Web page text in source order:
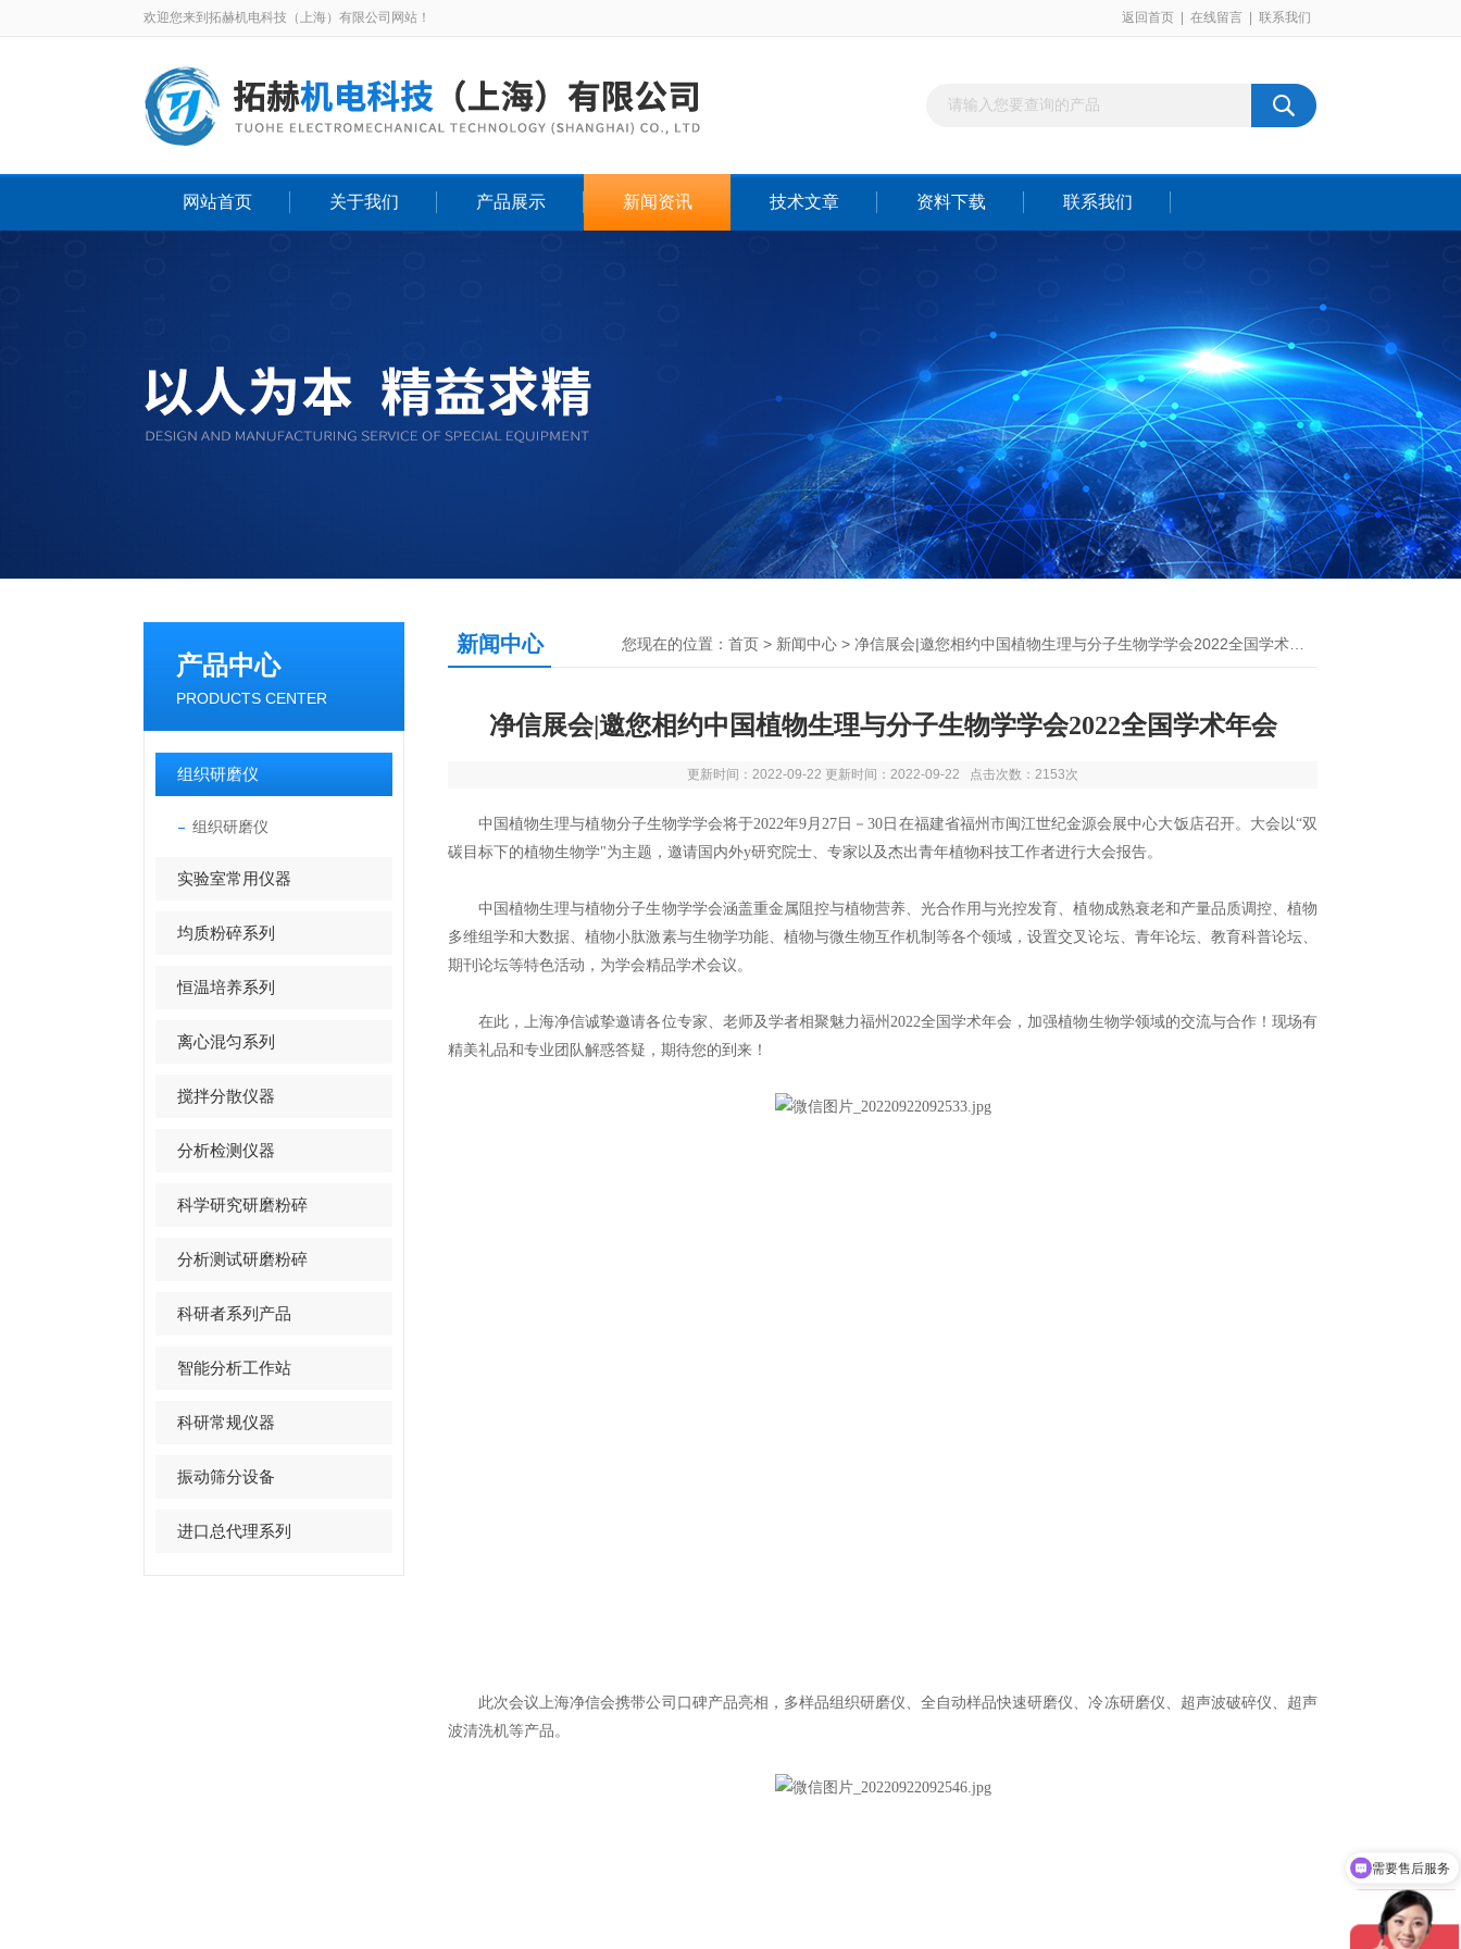
欢迎您来到拓赫机电科技（上海）有限公司网站！ 返回首页 在线留言 联系我们
网站首页 关于我们 产品展示 新闻资讯 技术文章 资料下载 联系我们
产品中心
PRODUCTS CENTER
组织研磨仪
组织研磨仪
实验室常用仪器
均质粉碎系列
恒温培养系列
离心混匀系列
搅拌分散仪器
分析检测仪器
科学研究研磨粉碎
分析测试研磨粉碎
科研者系列产品
智能分析工作站
科研常规仪器
振动筛分设备
进口总代理系列
新闻中心 您现在的位置： 首页 > 新闻中心 > 净信展会|邀您相约中国植物生理与分子生物学学会2022全国学术年会
净信展会|邀您相约中国植物生理与分子生物学学会2022全国学术年会
更新时间：2022-09-22 更新时间：2022-09-22 点击次数：2153次
中国植物生理与植物分子生物学学会将于2022年9月27日－30日在福建省福州市闽江世纪金源会展中心大饭店召开。大会以“双
碳目标下的植物生物学"为主题，邀请国内外y研究院士、专家以及杰出青年植物科技工作者进行大会报告。
中国植物生理与植物分子生物学学会涵盖重金属阻控与植物营养、光合作用与光控发育、植物成熟衰老和产量品质调控、植物
多维组学和大数据、植物小肽激素与生物学功能、植物与微生物互作机制等各个领域，设置交叉论坛、青年论坛、教育科普论坛、
期刊论坛等特色活动，为学会精品学术会议。
在此，上海净信诚挚邀请各位专家、老师及学者相聚魅力福州2022全国学术年会 ，加强植物生物学领域的交流与合作！现场有
精美礼品和专业团队解惑答疑，期待您的到来！
此次会议上海净信会携带公司口碑产品亮相，多样品组织研磨仪、全自动样品快速研磨仪、冷冻研磨仪、超声波破碎仪、超声
波清洗机等产品。
需要售后服务
需要产品说明书